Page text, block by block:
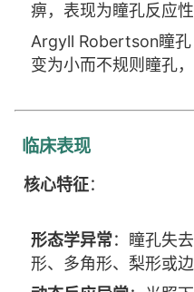
痹，表现为瞳孔反应性
Argyll Robertson瞳孔
变为小而不规则瞳孔
临床表现
核心特征：
形态学异常：瞳孔失
形、多角形、梨形或边